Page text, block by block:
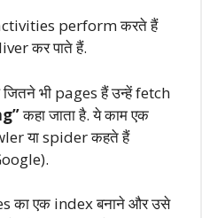
perform करते हैं
कर पाते हैं.
भी pages हैं उन्हें fetch
कहा जाता है. ये काम एक
या spider कहते हैं
का एक index बनाने और उसे